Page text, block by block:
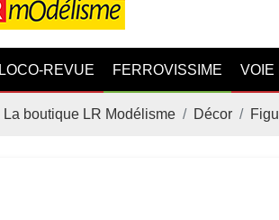
LOCO-REVUE FERROVISSIME VOIE
La boutique LR Modélisme Décor